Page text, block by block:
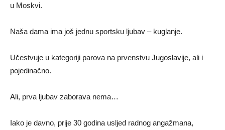
u Moskvi.
Naša dama ima još jednu sportsku ljubav – kuglanje.
Učestvuje u kategoriji parova na prvenstvu Jugoslavije, ali i
pojedinačno.
Ali, prva ljubav zaborava nema…
Iako je davno, prije 30 godina usljed radnog angažmana,